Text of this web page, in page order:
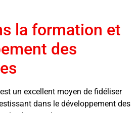
la formation et
des
un excellent moyen de fidéliser
dans le développement des